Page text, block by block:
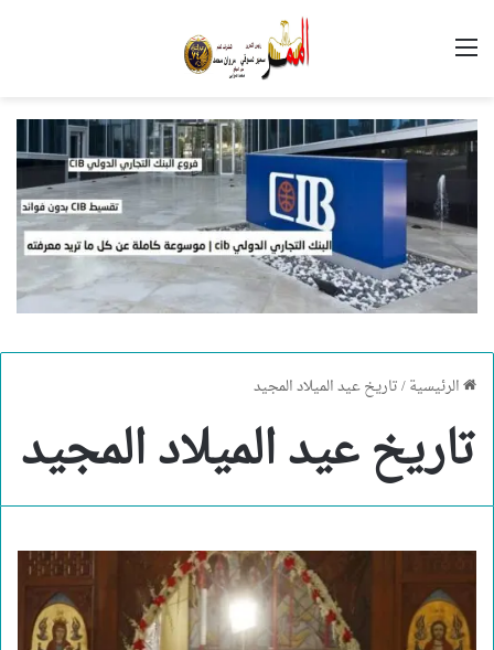
القائمة
الرئيسية/تاريخ عيد الميلاد المجيد
تاريخ عيد الميلاد المجيد